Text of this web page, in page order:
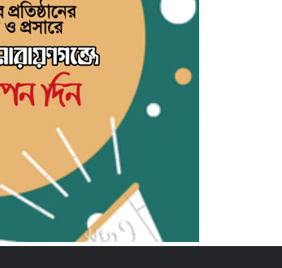
পরিকল্পিত শিল্পনগরী ও মিল
স্থানান্তরের দাবি: আটা ময়দা মিল
মালিক সমিতির বর্ণাঢ্য অভিষেক
জাতীয় ছাত্রশক্তি ফতুল্লা থানার প্রচার ও
মিডিয়া সম্পাদক হলেন সিয়াম
​জুলাই শহিদ জুলফিকার শাকিলের
শাহাদাত বার্ষিকীতে ছাত্র ফেডারেশনের
পুষ্পস্তবক অর্পণ ও প্রামাণ্যচিত্র প্রদর্শন
বন্দরে গ্যাস লিকেজে একই পরিবারের